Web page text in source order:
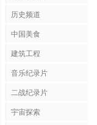
历史频道
中国美食
建筑工程
音乐纪录片
二战纪录片
宇宙探索